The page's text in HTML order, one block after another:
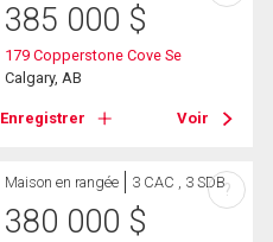
385 000 $
179 Copperstone Cove Se
Calgary, AB
Enregistrer Voir
Maison en rangée 3 CAC , 3 SDB
380 000 $
?